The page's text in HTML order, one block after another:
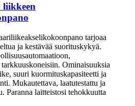
liikkeen
tarjoaa
ja kestävää suorituskykyä.
Ominaisuuksia
suuri kuormituskapasiteetti ja
Mukautettava, laatutestattu ja
Paranna laitteistosi tehokkuutta